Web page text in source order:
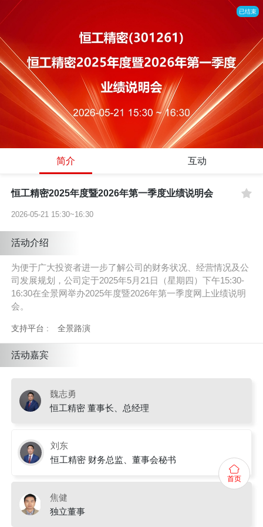
已结束
简介 互动
恒工精密2025年度暨2026年第一季度业绩说明会
2026-05-21 15:30~16:30
活动介绍
为便于广大投资者进一步了解公司的财务状况、经营情况及公
司发展规划，公司定于2025年5月21日（星期四）下午15:30-
16:30在全景网举办2025年度暨2026年第一季度网上业绩说明
会。
支持平台 : 全景路演
活动嘉宾
魏志勇
恒工精密 董事长、总经理
刘东
恒工精密 财务总监、董事会秘书
焦健
独立董事
首页